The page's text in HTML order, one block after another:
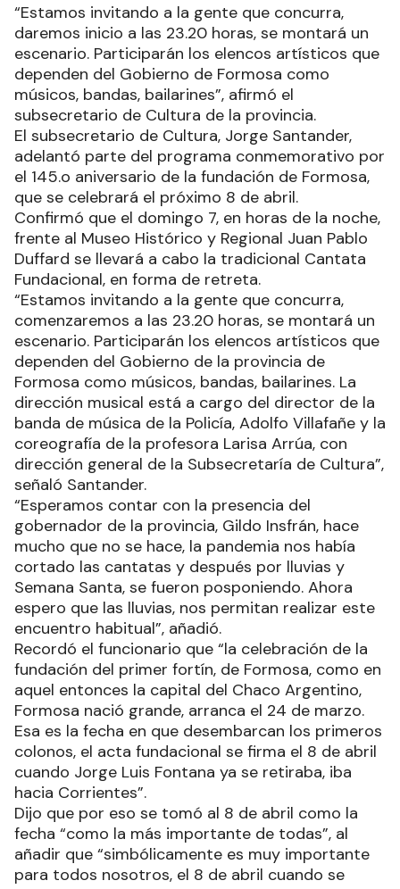
“Estamos invitando a la gente que concurra,
daremos inicio a las 23.20 horas, se montará un
escenario. Participarán los elencos artísticos que
dependen del Gobierno de Formosa como
músicos, bandas, bailarines”, afirmó el
subsecretario de Cultura de la provincia.
El subsecretario de Cultura, Jorge Santander,
adelantó parte del programa conmemorativo por
el 145.o aniversario de la fundación de Formosa,
que se celebrará el próximo 8 de abril.
Confirmó que el domingo 7, en horas de la noche,
frente al Museo Histórico y Regional Juan Pablo
Duffard se llevará a cabo la tradicional Cantata
Fundacional, en forma de retreta.
“Estamos invitando a la gente que concurra,
comenzaremos a las 23.20 horas, se montará un
escenario. Participarán los elencos artísticos que
dependen del Gobierno de la provincia de
Formosa como músicos, bandas, bailarines. La
dirección musical está a cargo del director de la
banda de música de la Policía, Adolfo Villafañe y la
coreografía de la profesora Larisa Arrúa, con
dirección general de la Subsecretaría de Cultura”,
señaló Santander.
“Esperamos contar con la presencia del
gobernador de la provincia, Gildo Insfrán, hace
mucho que no se hace, la pandemia nos había
cortado las cantatas y después por lluvias y
Semana Santa, se fueron posponiendo. Ahora
espero que las lluvias, nos permitan realizar este
encuentro habitual”, añadió.
Recordó el funcionario que “la celebración de la
fundación del primer fortín, de Formosa, como en
aquel entonces la capital del Chaco Argentino,
Formosa nació grande, arranca el 24 de marzo.
Esa es la fecha en que desembarcan los primeros
colonos, el acta fundacional se firma el 8 de abril
cuando Jorge Luis Fontana ya se retiraba, iba
hacia Corrientes”.
Dijo que por eso se tomó al 8 de abril como la
fecha “como la más importante de todas”, al
añadir que “simbólicamente es muy importante
para todos nosotros, el 8 de abril cuando se